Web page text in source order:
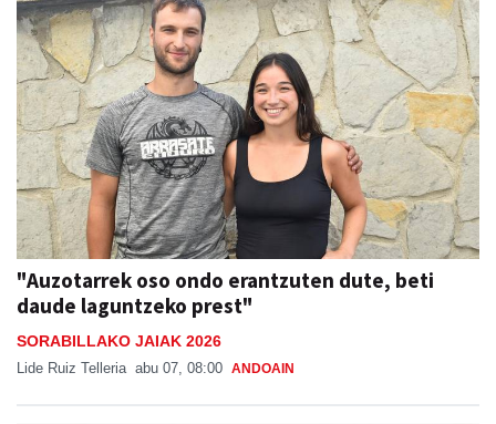
"Auzotarrek oso ondo erantzuten dute, beti
daude laguntzeko prest"
SORABILLAKO JAIAK 2026
Lide Ruiz Telleria abu 07, 08:00